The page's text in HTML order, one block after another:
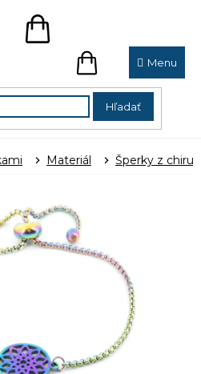
Hľadať
NÁKUPNÝ
NÁKUPNÝ
KOŠÍK
Materiál Šperky z